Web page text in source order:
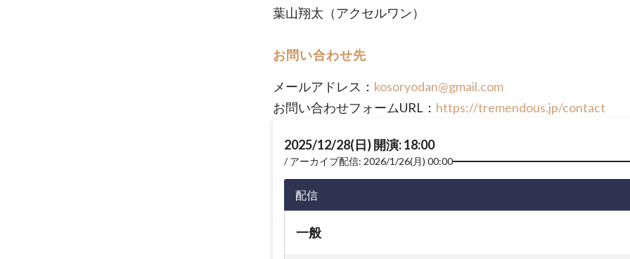
葉山翔太（アクセルワン）
お問い合わせ先
メールアドレス： kosoryodan@gmail.com
お問い合わせフォームURL： https://tremendous.jp/contact
2025/12/28(日) 開演: 18:00
アーカイブ配信: 2026/1/26(月) 00:00
配信
一般